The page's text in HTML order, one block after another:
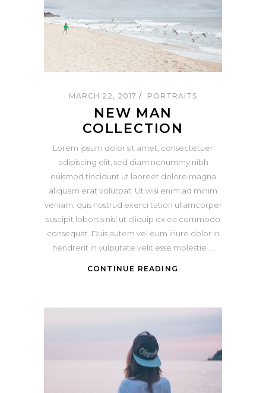
MARCH 22, 2017 PORTRAITS
NEW MAN
COLLECTION
Lorem ipsum dolor sit amet, consectetuer
adipiscing elit, sed diam nonummy nibh
euismod tincidunt ut laoreet dolore magna
aliquam erat volutpat. Ut wisi enim ad minim
veniam, quis nostrud exerci tation ullamcorper
suscipit lobortis nisl ut aliquip ex ea commodo
consequat. Duis autem vel eum iriure dolor in
hendrerit in vulputate velit esse molestie
CONTINUE READING